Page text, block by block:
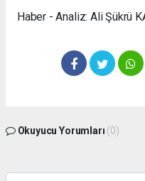
Haber - Analiz: Ali Şükrü
Okuyucu Yorumları (0)